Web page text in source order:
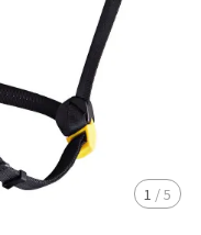
1 /5